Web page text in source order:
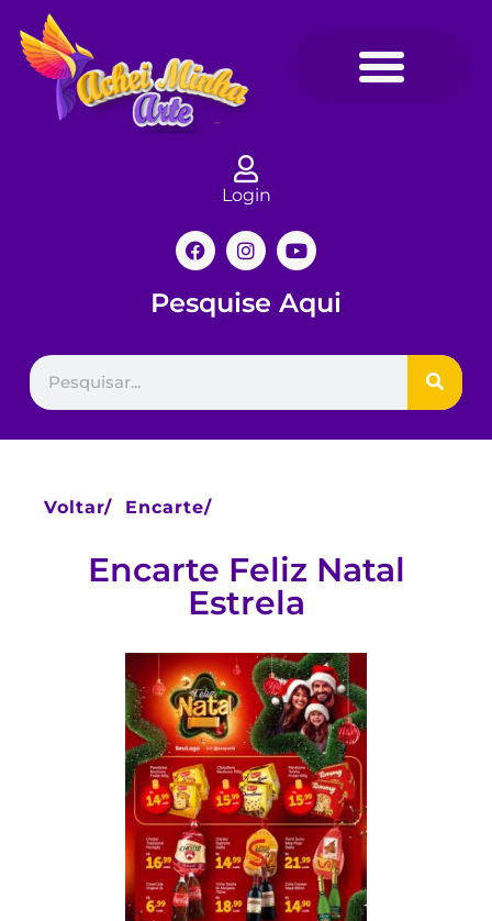
Login
Pesquise Aqui
Voltar/ Encarte/
Encarte Feliz Natal
Estrela